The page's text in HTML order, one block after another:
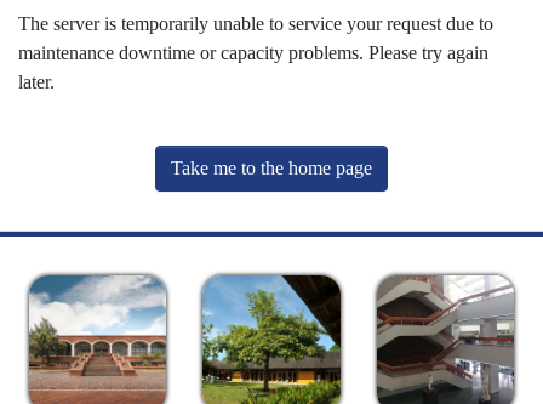
The server is temporarily unable to service your request due to
maintenance downtime or capacity problems. Please try again
later.
Take me to the home page